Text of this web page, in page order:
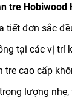
tre Hobiwood
tiết đơn sắc
tại các vị trí
tre cao cấp
lượng